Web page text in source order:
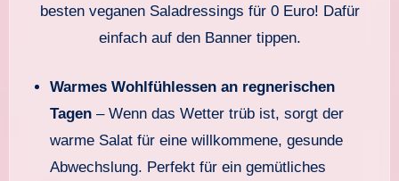
besten veganen Saladressings für 0 Euro! Dafür
einfach auf den Banner tippen.
Warmes Wohlfühlessen an regnerischen
Tagen – Wenn das Wetter trüb ist, sorgt der
warme Salat für eine willkommene, gesunde
Abwechslung. Perfekt für ein gemütliches